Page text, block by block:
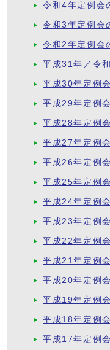
令和4年定例会
令和3年定例会
令和2年定例会
平成31年／令
平成30年定例
平成29年定例
平成28年定例
平成27年定例
平成26年定例
平成25年定例
平成24年定例
平成23年定例
平成22年定例
平成21年定例
平成20年定例
平成19年定例
平成18年定例
平成17年定例